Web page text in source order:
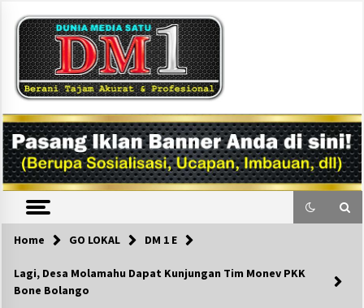
content
DM1
Home GO LOKAL DM 1 E
Lagi, Desa Molamahu Dapat Kunjungan Tim Monev PKK
Bone Bolango